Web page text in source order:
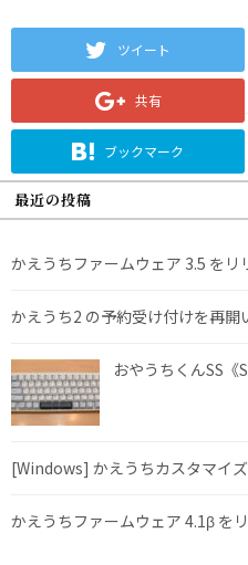
ツイート
共有
ブックマーク
最近の投稿
かえうちファームウェア 3.5 をリ
かえうち2 の予約受け付けを再開
おやうちくんSS《
[Windows] かえうちカスタマイ
かえうちファームウェア 4.1β を